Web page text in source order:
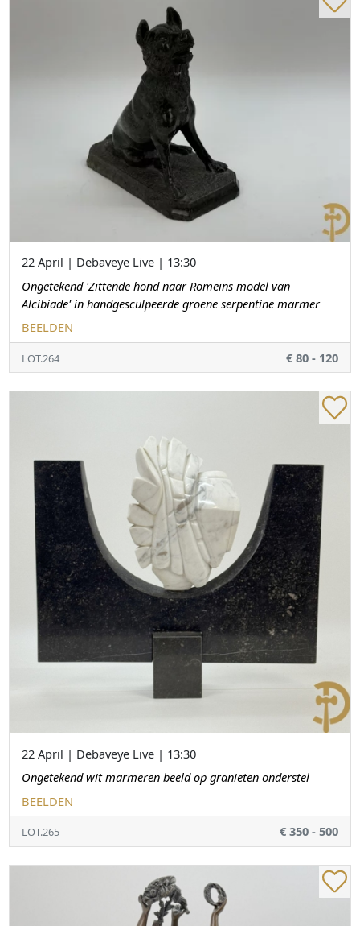
22 April | Debaveye Live | 13:30
Ongetekend 'Zittende hond naar Romeins model van
Alcibiade' in handgesculpeerde groene serpentine marmer
BEELDEN
LOT.264 € 80 - 120
22 April | Debaveye Live | 13:30
Ongetekend wit marmeren beeld op granieten onderstel
BEELDEN
LOT.265 € 350 - 500